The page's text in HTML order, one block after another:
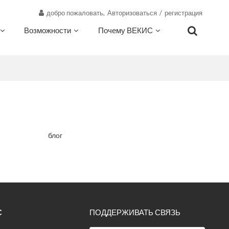
добро пожаловать, Авторизоваться / регистрация
Возможности Почему ВЕКИС
блог
ПОДДЕРЖИВАТЬ СВЯЗЬ